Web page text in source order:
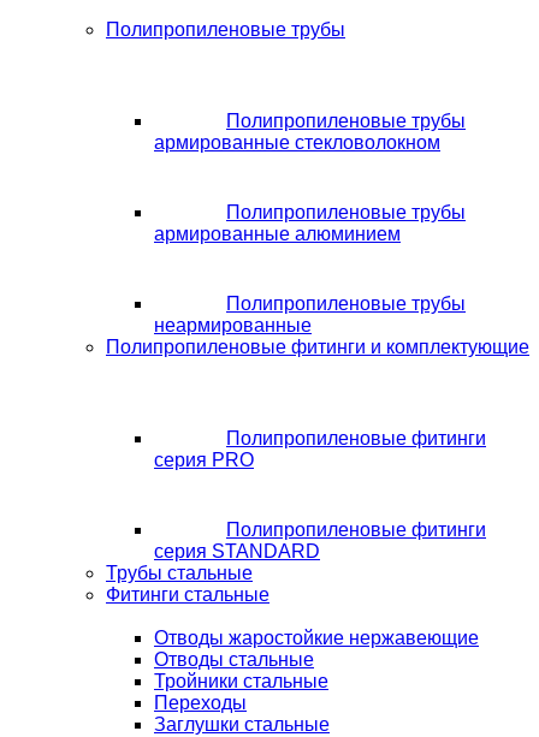
Полипропиленовые трубы
Полипропиленовые трубы
армированные стекловолокном
Полипропиленовые трубы
армированные алюминием
Полипропиленовые трубы
неармированные
Полипропиленовые фитинги и комплектующие
Полипропиленовые фитинги
серия PRO
Полипропиленовые фитинги
серия STANDARD
Трубы стальные
Фитинги стальные
Отводы жаростойкие нержавеющие
Отводы стальные
Тройники стальные
Переходы
Заглушки стальные